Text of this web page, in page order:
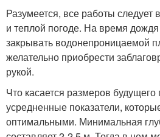
Разумеется, все работы следует
и теплой погоде. На время дождя
закрывать водонепроницаемой
желательно приобрести
рукой.
Что касается размеров будущего
усредненные показатели,
оптимальными. Минимальная